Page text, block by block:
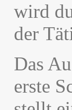
wird
der
Das
erste